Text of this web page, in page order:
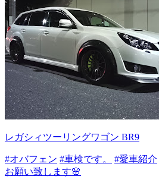
レガシィツーリングワゴン BR9
#オバフェン #車検です。 #愛車紹介
お願い致します🌸